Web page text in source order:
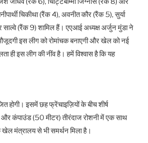
चिकीथा (रैंक 4), अवनीत कौर (रैंक 5), सुर्या
(रैंक 9) शामिल हैं। एएआई अध्यक्ष अर्जुन मुंडा ने
इस लीग को रोमांचक बनाएगी और खेल को नई
ही इस लीग की नींव है। हमें विश्वास है कि यह
होगी। इसमें छह फ्रेंचाइज़ियों के बीच शीर्ष
और कंपाउंड (50 मीटर) तीरंदाज रोशनी में एक साथ
खेल मंत्रालय से भी समर्थन मिला है।